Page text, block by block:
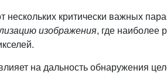
нескольких критически важных
изображения, где наиболее
на дальность обнаружения